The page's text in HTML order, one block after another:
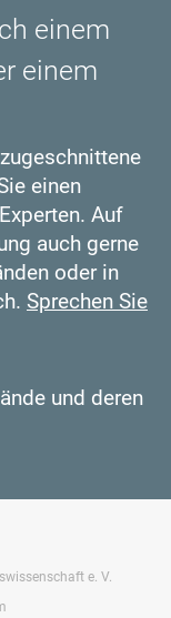
einem
einem
einen
Auf
auch gerne
oder in
Sprechen Sie
und deren
e. V.